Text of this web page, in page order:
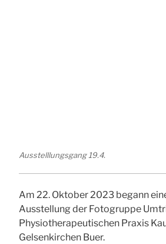
Ausstelllungsgang 19.4.
Am 22. Oktober 2023 begann
Ausstellung der Fotogruppe
Physiotherapeutischen Praxis
Gelsenkirchen Buer.